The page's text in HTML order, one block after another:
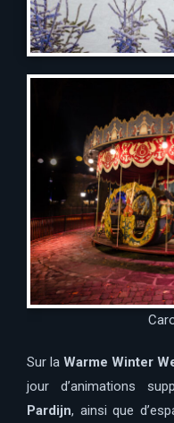
Sur la Warme Winter
jour d’animations
Pardijn, ainsi que